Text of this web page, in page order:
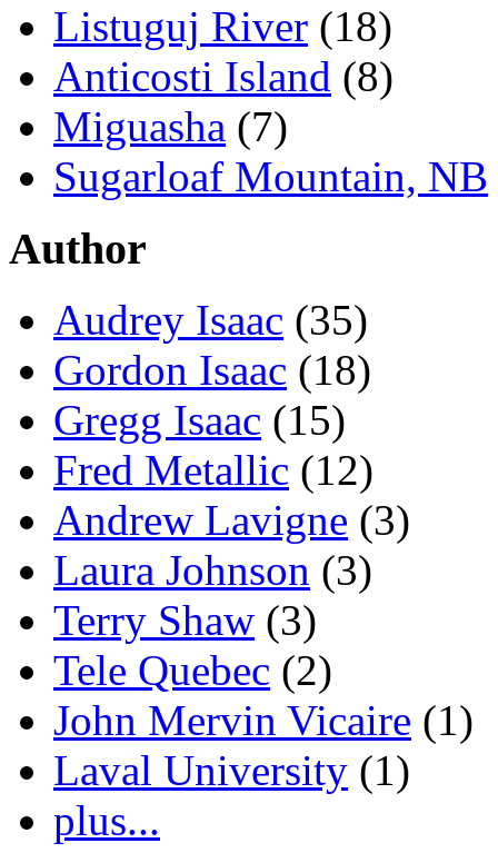
Listuguj River (18)
Anticosti Island (8)
Miguasha (7)
Sugarloaf Mountain, NB
Author
Audrey Isaac (35)
Gordon Isaac (18)
Gregg Isaac (15)
Fred Metallic (12)
Andrew Lavigne (3)
Laura Johnson (3)
Terry Shaw (3)
Tele Quebec (2)
John Mervin Vicaire (1)
Laval University (1)
plus...